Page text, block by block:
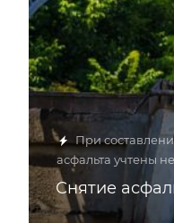
При
асфальта учтены
Снятие